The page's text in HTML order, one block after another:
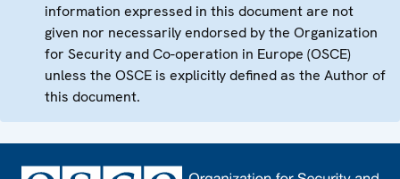
information expressed in this document are not
given nor necessarily endorsed by the Organization
for Security and Co-operation in Europe (OSCE)
unless the OSCE is explicitly defined as the Author of
this document.